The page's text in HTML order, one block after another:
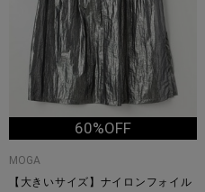
60%OFF
MOGA
【大きいサイズ】ナイロンフォイル